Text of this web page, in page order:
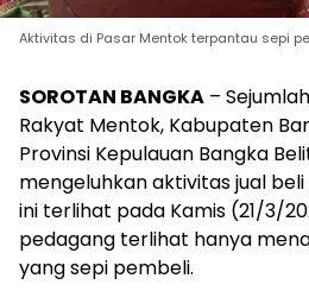
Aktivitas di Pasar Mentok terpantau sepi
SOROTAN BANGKA –
Rakyat Mentok, Kabupaten
Provinsi Kepulauan Bangka
mengeluhkan aktivitas jual beli
ini terlihat pada Kamis (21/3/
pedagang terlihat hanya
yang sepi pembeli.